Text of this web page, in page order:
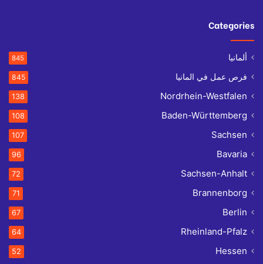
Categories
ألمانيا 845
فرص عمل في المانيا 845
Nordrhein-Westfalen
138
Baden-Württemberg
108
Sachsen
107
Bavaria
96
Sachsen-Anhalt
72
Brannenborg
71
Berlin
67
Rheinland-Pfalz
64
Hessen
52